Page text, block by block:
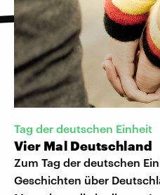
Tag der deutschen Einheit
Vier Mal Deutschland
Zum Tag der deutschen
Geschichten über